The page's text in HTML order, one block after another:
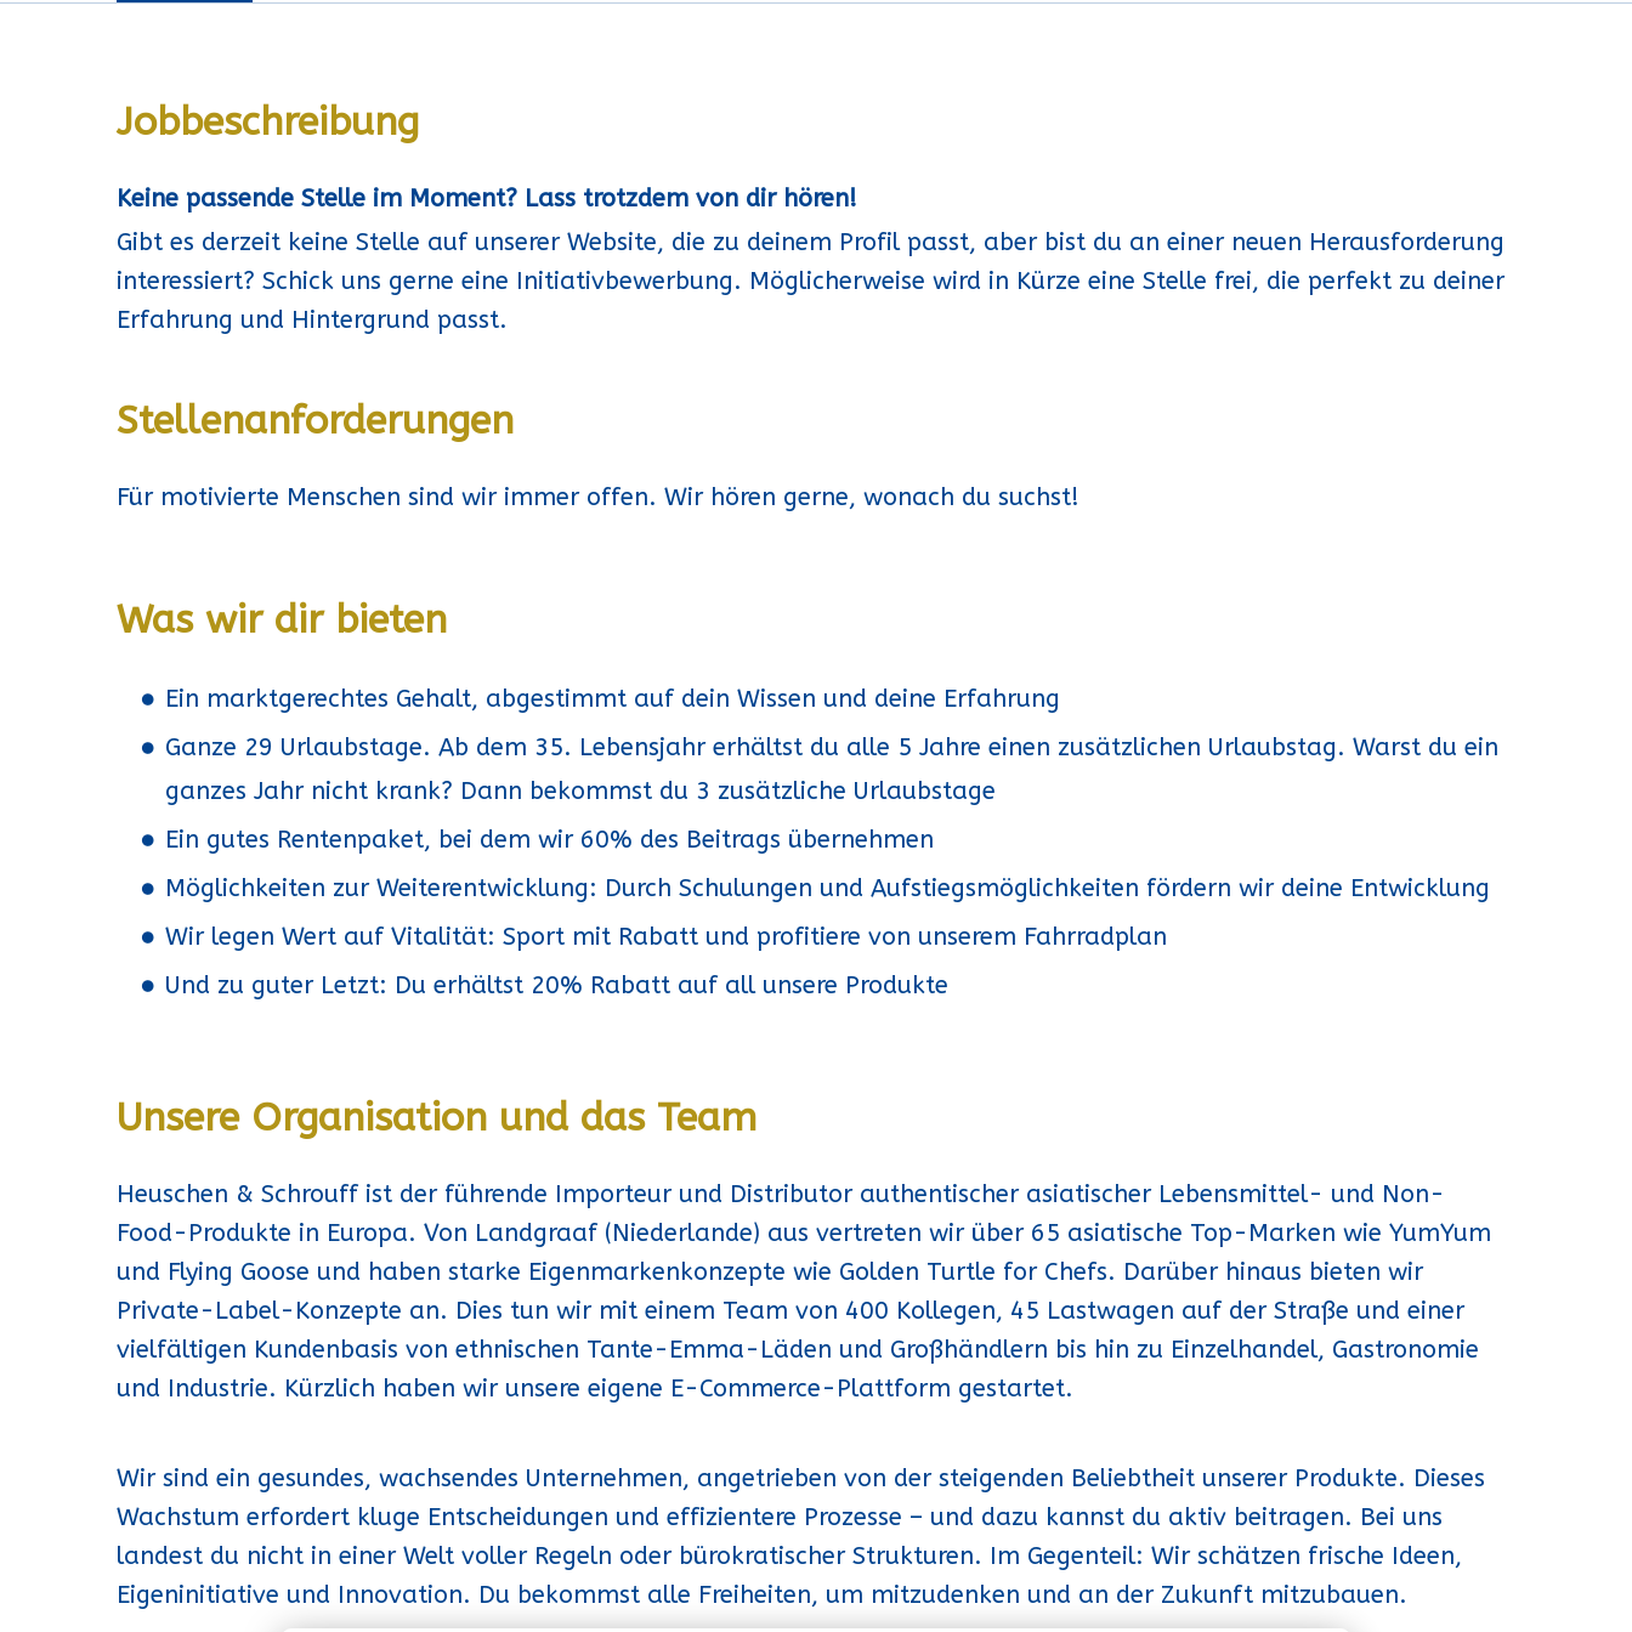
Jobbeschreibung
Keine passende Stelle im Moment? Lass trotzdem von dir hören!
Gibt es derzeit keine Stelle auf unserer Website, die zu deinem Profil passt, aber bist du an einer neuen Herausforderung
interessiert? Schick uns gerne eine Initiativbewerbung. Möglicherweise wird in Kürze eine Stelle frei, die perfekt zu deiner
Erfahrung und Hintergrund passt.
Stellenanforderungen
Für motivierte Menschen sind wir immer offen. Wir hören gerne, wonach du suchst!
Was wir dir bieten
Ein marktgerechtes Gehalt, abgestimmt auf dein Wissen und deine Erfahrung
Ganze 29 Urlaubstage. Ab dem 35. Lebensjahr erhältst du alle 5 Jahre einen zusätzlichen Urlaubstag. Warst du ein
ganzes Jahr nicht krank? Dann bekommst du 3 zusätzliche Urlaubstage
Ein gutes Rentenpaket, bei dem wir 60% des Beitrags übernehmen
Möglichkeiten zur Weiterentwicklung: Durch Schulungen und Aufstiegsmöglichkeiten fördern wir deine Entwicklung
Wir legen Wert auf Vitalität: Sport mit Rabatt und profitiere von unserem Fahrradplan
Und zu guter Letzt: Du erhältst 20% Rabatt auf all unsere Produkte
Unsere Organisation und das Team
Heuschen & Schrouff ist der führende Importeur und Distributor authentischer asiatischer Lebensmittel- und Non-
Food-Produkte in Europa. Von Landgraaf (Niederlande) aus vertreten wir über 65 asiatische Top-Marken wie YumYum
und Flying Goose und haben starke Eigenmarkenkonzepte wie Golden Turtle for Chefs. Darüber hinaus bieten wir
Private-Label-Konzepte an. Dies tun wir mit einem Team von 400 Kollegen, 45 Lastwagen auf der Straße und einer
vielfältigen Kundenbasis von ethnischen Tante-Emma-Läden und Großhändlern bis hin zu Einzelhandel, Gastronomie
und Industrie. Kürzlich haben wir unsere eigene E-Commerce-Plattform gestartet.
Wir sind ein gesundes, wachsendes Unternehmen, angetrieben von der steigenden Beliebtheit unserer Produkte. Dieses
Wachstum erfordert kluge Entscheidungen und effizientere Prozesse – und dazu kannst du aktiv beitragen. Bei uns
landest du nicht in einer Welt voller Regeln oder bürokratischer Strukturen. Im Gegenteil: Wir schätzen frische Ideen,
Eigeninitiative und Innovation. Du bekommst alle Freiheiten, um mitzudenken und an der Zukunft mitzubauen.